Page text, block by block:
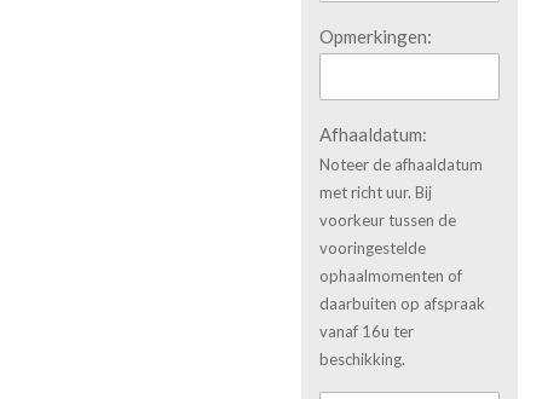
Opmerkingen:
Afhaaldatum:
Noteer de afhaaldatum
met richt uur. Bij
voorkeur tussen de
vooringestelde
ophaalmomenten of
daarbuiten op afspraak
vanaf 16u ter
beschikking.